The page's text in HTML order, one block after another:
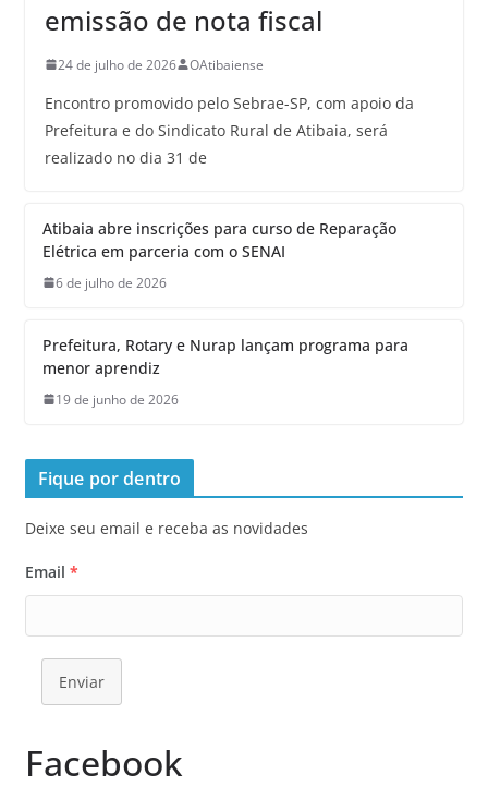
emissão de nota fiscal
24 de julho de 2026 OAtibaiense
Encontro promovido pelo Sebrae-SP, com apoio da
Prefeitura e do Sindicato Rural de Atibaia, será
realizado no dia 31 de
Atibaia abre inscrições para curso de Reparação
Elétrica em parceria com o SENAI
6 de julho de 2026
Prefeitura, Rotary e Nurap lançam programa para
menor aprendiz
19 de junho de 2026
Fique por dentro
Deixe seu email e receba as novidades
Email *
Enviar
Facebook